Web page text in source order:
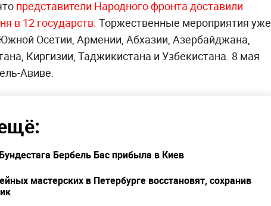
представители Народного фронта доставили
в 12 государств. Торжественные мероприятия уже
Осетии, Армении, Абхазии, Азербайджана,
Киргизии, Таджикистана и Узбекистана. 8 мая
Авиве.
Бербель Бас прибыла в Киев
мастерских в Петербурге восстановят, сохранив